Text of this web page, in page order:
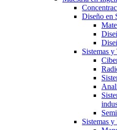
Diseño en
Sistemas
Sistemas